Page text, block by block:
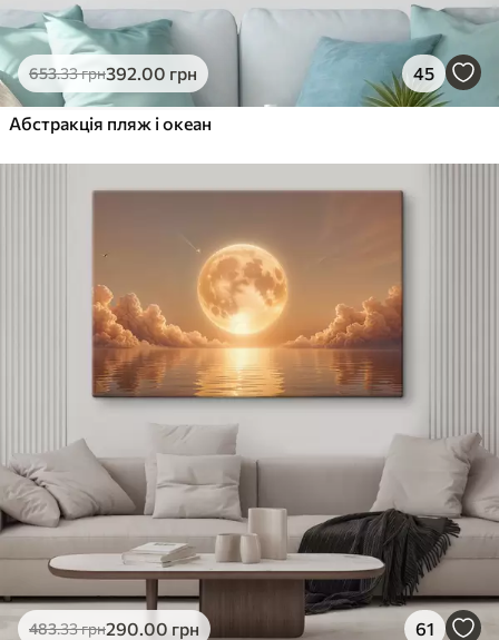
653.33грн392.00 грн 45
Абстракція пляж і океан
483.33грн290.00 грн 61